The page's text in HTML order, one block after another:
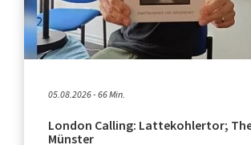
05.08.2026 - 66 Min.
London Calling: Lattekohlertor;
Münster